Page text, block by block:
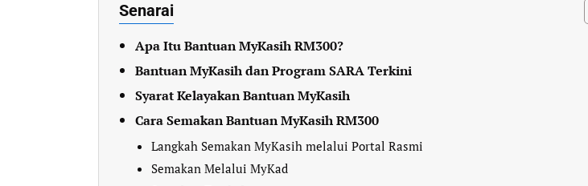
Senarai
Apa Itu Bantuan MyKasih RM300?
Bantuan MyKasih dan Program SARA Terkini
Syarat Kelayakan Bantuan MyKasih
Cara Semakan Bantuan MyKasih RM300
Langkah Semakan MyKasih melalui Portal Rasmi
Semakan Melalui MyKad